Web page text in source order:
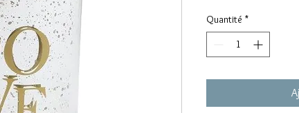
Quantité *